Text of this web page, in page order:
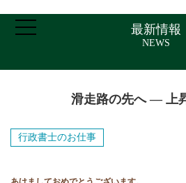
ホーム
ご挨拶・プロフィール
最新情報
NEWS
滑走路の先へ ― 上
行政書士のお仕事